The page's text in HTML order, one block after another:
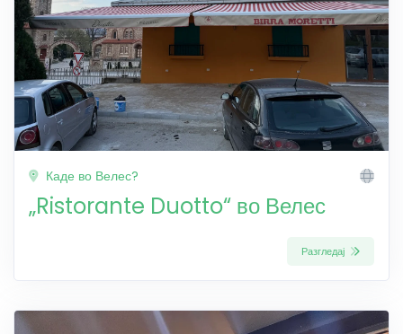
Каде во Велес?
„Ristorante Duotto“ во Велес
Разгледај